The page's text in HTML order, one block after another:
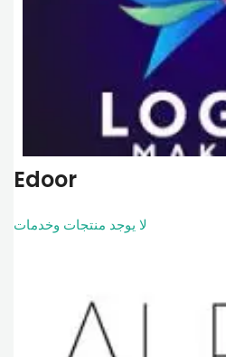
Edoor
لا يوجد منتجات وخدمات